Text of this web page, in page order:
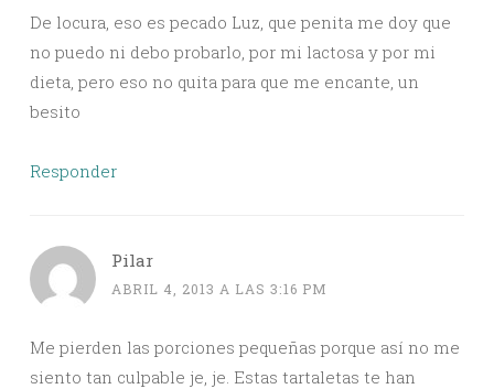
De locura, eso es pecado Luz, que penita me doy que
no puedo ni debo probarlo, por mi lactosa y por mi
dieta, pero eso no quita para que me encante, un
besito
Responder
Pilar
ABRIL 4, 2013 A LAS 3:16 PM
Me pierden las porciones pequeñas porque así no me
siento tan culpable je, je. Estas tartaletas te han